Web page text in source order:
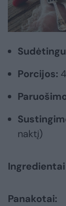
Porcijos: 4
naktį)
Ingredientai
Panakotai: